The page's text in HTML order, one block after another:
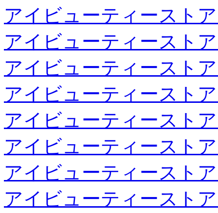
アイビューティースト
アイビューティースト
アイビューティースト
アイビューティースト
アイビューティースト
アイビューティースト
アイビューティースト
アイビューティースト